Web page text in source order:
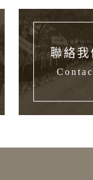
聯絡我